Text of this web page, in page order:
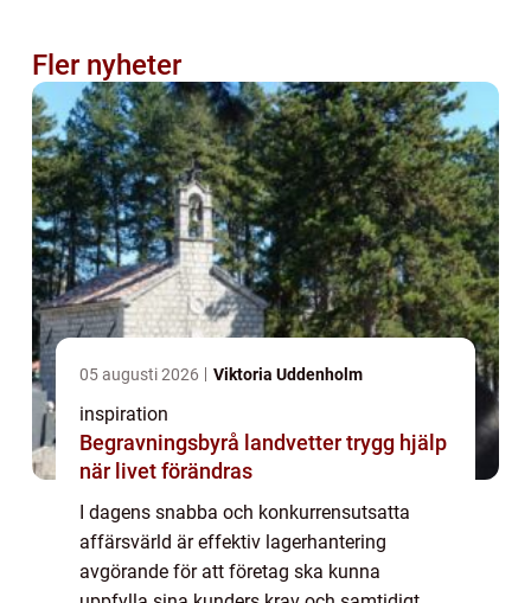
Fler nyheter
05 augusti 2026 Viktoria Uddenholm
inspiration
Begravningsbyrå landvetter trygg hjälp
när livet förändras
I dagens snabba och konkurrensutsatta
affärsvärld är effektiv lagerhantering
avgörande för att företag ska kunna